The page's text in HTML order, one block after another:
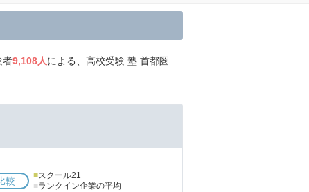
者9,108人による、高校受験 塾 首都圏
較 ■スクール21
■ランクイン企業の平均